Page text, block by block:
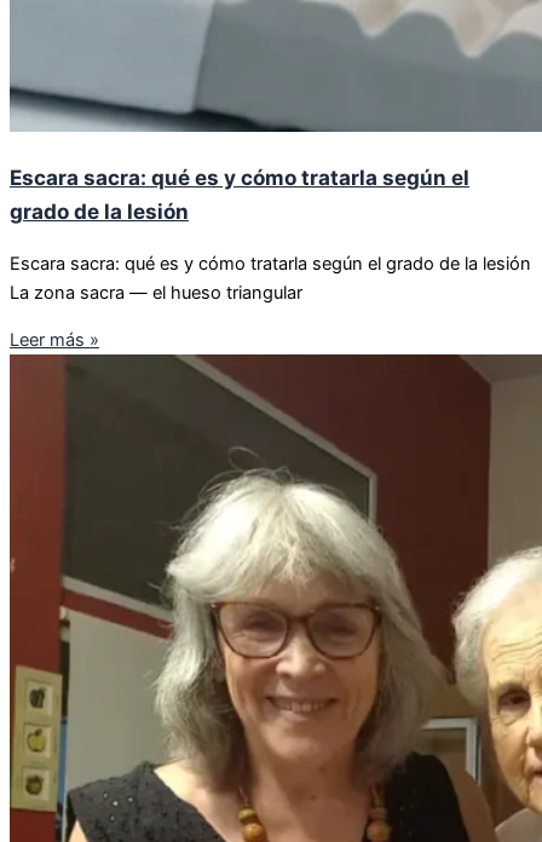
Escara sacra: qué es y cómo tratarla según el
grado de la lesión
Escara sacra: qué es y cómo tratarla según el grado de la lesión
La zona sacra — el hueso triangular
Leer más »